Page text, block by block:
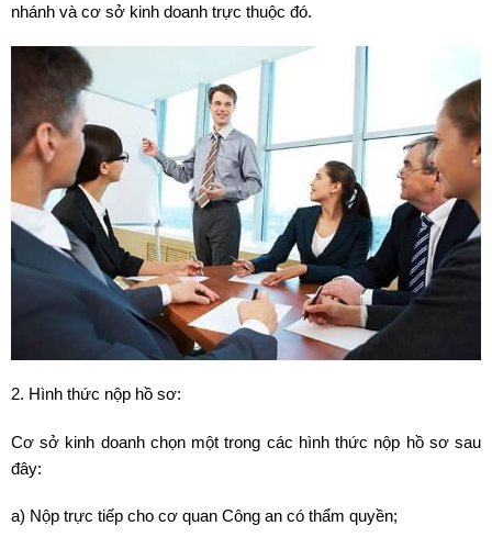
nhánh và cơ sở kinh doanh trực thuộc đó.
2. Hình thức nộp hồ sơ:
Cơ sở kinh doanh chọn một trong các hình thức nộp hồ sơ sau
đây:
a) Nộp trực tiếp cho cơ quan Công an có thẩm quyền;